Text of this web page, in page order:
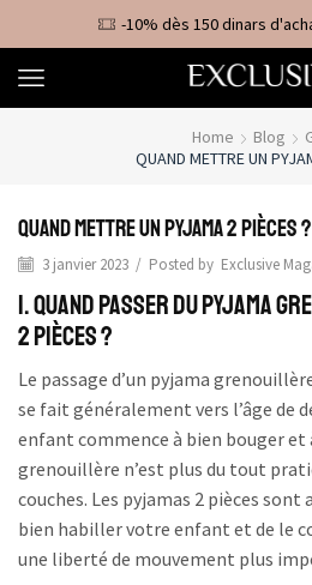
-10% dès 150 dinars
Home Blog
QUAND METTRE UN
Quand mettre un pyjama 2 pièces ?
3 janvier 2023 / Posted by Exclusive
1. Quand passer du pyjama
2 pièces ?
Le passage d’un pyjama
se fait généralement vers l’âge de
enfant commence à bien bouger et
grenouillère n’est plus du tout
couches. Les pyjamas 2 pièces sont
bien habiller votre enfant et de le
une liberté de mouvement plus